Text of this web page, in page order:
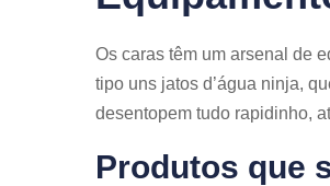
Os caras têm um arsenal de
tipo uns jatos d’água ninja,
desentopem tudo rapidinho,
Produtos que